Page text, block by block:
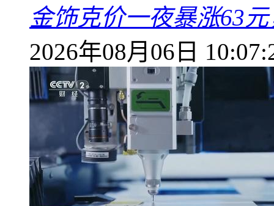
金饰克价一夜暴涨63
2026年08月06日